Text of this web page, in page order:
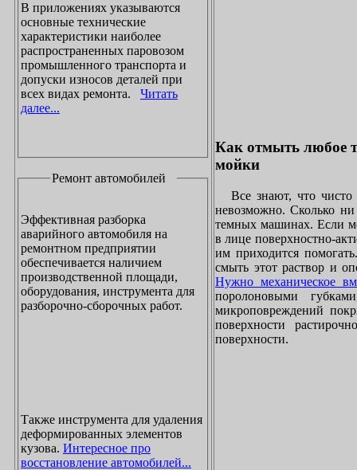
В приложениях указываются
основные технические
характеристики наиболее
распространенных паровозом
промышленного транспорта и
допуски износов деталей при
всех видах ремонта. Читать
далее...
Ремонт автомобилей
Эффективная разборка
аварийного автомобиля на
ремонтном предприятии
обеспечивается наличием
производственной площади,
оборудования, инструмента для
разборочно-сборочных работ.
Также инструмента для удаления
деформированных элементов
кузова. Интересное про
восстановление автомобилей...
Как отмыть любое
мойки
Все знают, что чисто
невозможно. Сколько
темных машинах. Если
в лице поверхностно-
им приходится
смыть этот раствор и
Нужно механическое
поролоновыми
микроповреждений
поверхности
поверхности.